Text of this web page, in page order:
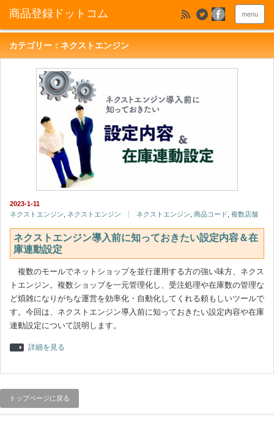
menu
カテゴリー：ネクストエンジン
2023-1-11
ネクストエンジン
ネクストエンジン ネクストエンジン 商品コード 複数店舗
ネクストエンジン導入前に知っておきたい設定内容＆在
庫連動設定
複数のモールでネットショップを並行運用する方の強い味方、ネクス
トエンジン。複数ショップを一元管理化し、受注処理や在庫数の管理な
ど煩雑になりがちな運営を効率化・自動化してくれる頼もしいツールで
す。今回は、ネクストエンジン導入前に知っておきたい設定内容や在庫
連動設定について説明します。
詳細を見る
トップページに戻る